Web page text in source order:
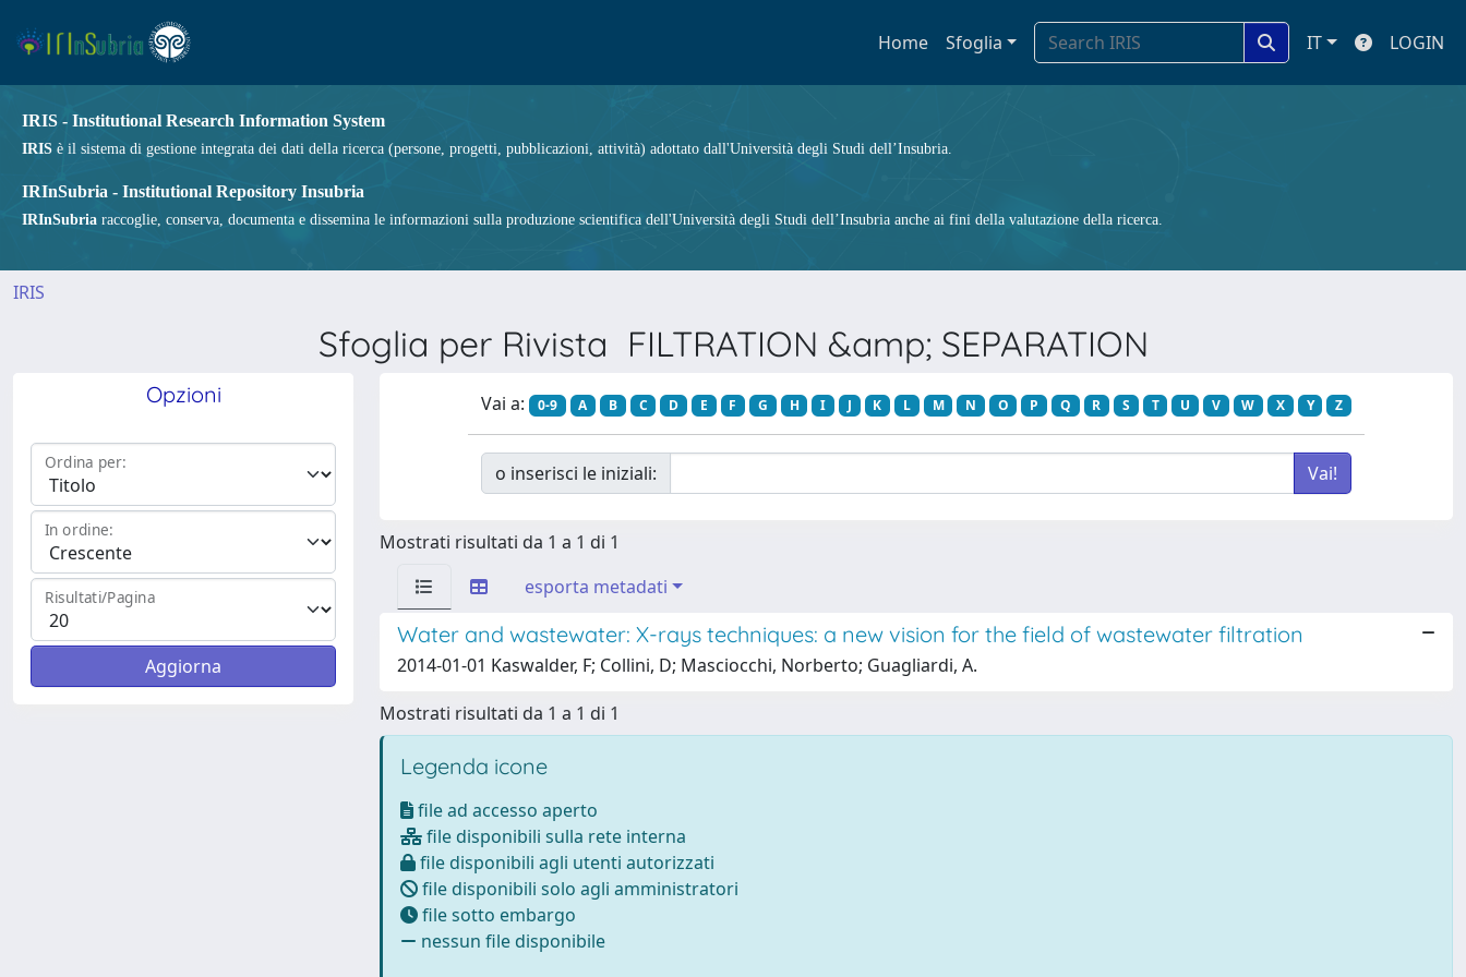
Home Sfoglia IT LOGIN
IRIS - Institutional Research Information System
IRIS è il sistema di gestione integrata dei dati della ricerca (persone, progetti, pubblicazioni, attività) adottato dall'Università degli Studi dell’Insubria.
IRInSubria - Institutional Repository Insubria
IRInSubria raccoglie, conserva, documenta e dissemina le informazioni sulla produzione scientifica dell'Università degli Studi dell’Insubria anche ai fini della valutazione della ricerca.
IRIS
Sfoglia per Rivista FILTRATION &amp; SEPARATION
Opzioni
Ordina per:
In ordine:
Risultati/Pagina
Vai a: 0-9 A B C D E F G H I J K L M N O P Q R S T U V W X Y Z
o inserisci le iniziali:
Mostrati risultati da 1 a 1 di 1
esporta metadati
Water and wastewater: X-rays techniques: a new vision for the field of wastewater filtration
2014-01-01 Kaswalder, F; Collini, D; Masciocchi, Norberto; Guagliardi, A.
Mostrati risultati da 1 a 1 di 1
Legenda icone
file ad accesso aperto
file disponibili sulla rete interna
file disponibili agli utenti autorizzati
file disponibili solo agli amministratori
file sotto embargo
nessun file disponibile